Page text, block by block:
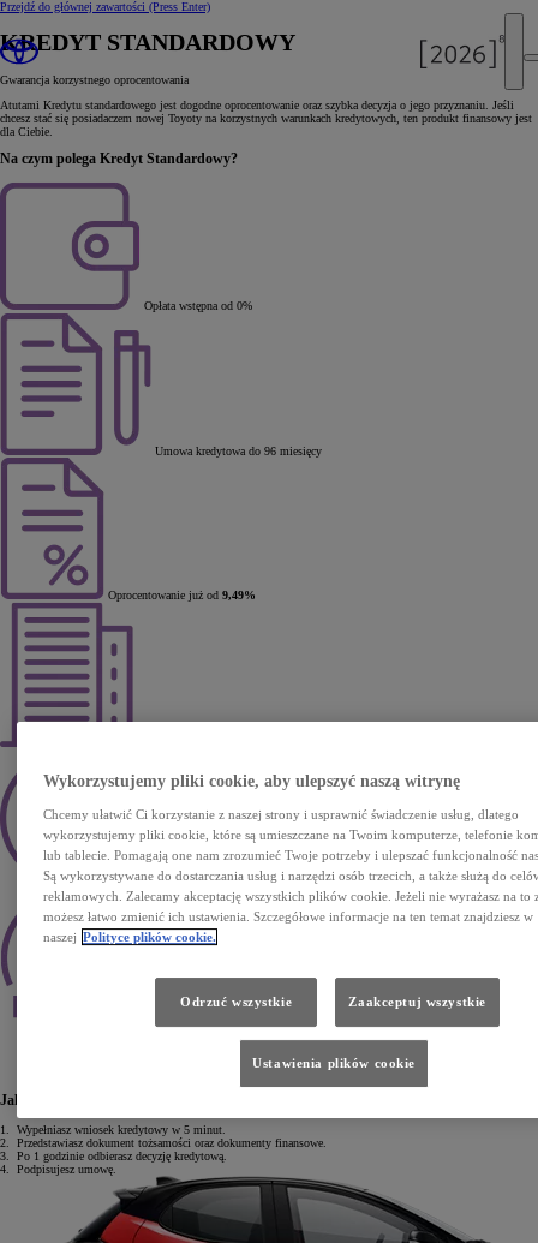
Przejdź do głównej zawartości (Press Enter)
KREDYT STANDARDOWY
Gwarancja korzystnego oprocentowania
Atutami Kredytu standardowego jest dogodne oprocentowanie oraz szybka decyzja o jego przyznaniu. Jeśli
chcesz stać się posiadaczem nowej Toyoty na korzystnych warunkach kredytowych, ten produkt finansowy jest
dla Ciebie.
Na czym polega Kredyt Standardowy?
Opłata wstępna od 0%
Umowa kredytowa do 96 miesięcy
Oprocentowanie już od 9,49%
Decyzja kredytowa w ciągu godziny
Jak uzyskać Kredyt standardowy?
1.
Wypełniasz wniosek kredytowy w 5 minut.
2.
Przedstawiasz dokument tożsamości oraz dokumenty finansowe.
3.
Po 1 godzinie odbierasz decyzję kredytową.
4.
Podpisujesz umowę.
Wykorzystujemy pliki cookie, aby ulepszyć naszą witrynę
Chcemy ułatwić Ci korzystanie z naszej strony i usprawnić świadczenie usług, dlatego
wykorzystujemy pliki cookie, które są umieszczane na Twoim komputerze, telefonie
lub tablecie. Pomagają one nam zrozumieć Twoje potrzeby i ulepszać funkcjonalność
Są wykorzystywane do dostarczania usług i narzędzi osób trzecich, a także służą do
reklamowych. Zalecamy akceptację wszystkich plików cookie. Jeżeli nie wyrażasz na to
możesz łatwo zmienić ich ustawienia. Szczegółowe informacje na ten temat znajdziesz w
naszej Polityce plików cookie.
Odrzuć wszystkie Zaakceptuj wszystkie
Ustawienia plików cookie